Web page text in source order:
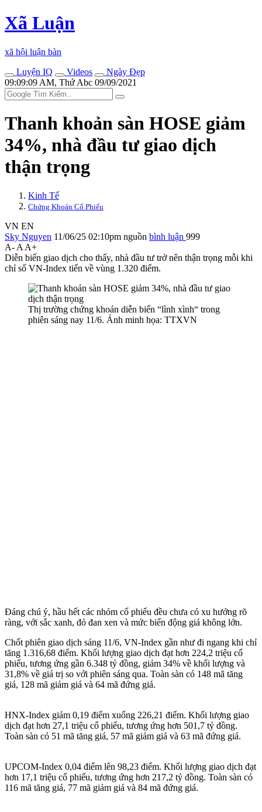
Xã Luận
xã hội luận bàn
Luyện IQ
Videos
Ngày Đẹp
09:09:09 AM, Thứ Abc 09/09/2021
Thanh khoản sàn HOSE giảm
34%, nhà đầu tư giao dịch
thận trọng
Kinh Tế
Chứng Khoán Cổ Phiếu
VN EN
Sky Nguyen 11/06/25 02:10pm nguồn bình luận 999
A- A A+
Diễn biến giao dịch cho thấy, nhà đầu tư trở nên thận trọng mỗi khi
chỉ số VN-Index tiến về vùng 1.320 điểm.
Thị trường chứng khoán diễn biến “lình xình“ trong
phiên sáng nay 11/6. Ảnh minh họa: TTXVN
Đáng chú ý, hầu hết các nhóm cổ phiếu đều chưa có xu hướng rõ
ràng, với sắc xanh, đỏ đan xen và mức biến động giá không lớn.
Chốt phiên giao dịch sáng 11/6, VN-Index gần như đi ngang khi chỉ
tăng 1.316,68 điểm. Khối lượng giao dịch đạt hơn 224,2 triệu cổ
phiếu, tương ứng gần 6.348 tỷ đồng, giảm 34% về khối lượng và
31,8% về giá trị so với phiên sáng qua. Toàn sàn có 148 mã tăng
giá, 128 mã giảm giá và 64 mã đứng giá.
HNX-Index giảm 0,19 điểm xuống 226,21 điểm. Khối lượng giao
dịch đạt hơn 27,1 triệu cổ phiếu, tương ứng hơn 501,7 tỷ đồng.
Toàn sàn có 51 mã tăng giá, 57 mã giảm giá và 63 mã đứng giá.
UPCOM-Index 0,04 điểm lên 98,23 điểm. Khối lượng giao dịch đạt
hơn 17,1 triệu cổ phiếu, tương ứng hơn 217,2 tỷ đồng. Toàn sàn có
116 mã tăng giá, 77 mã giảm giá và 84 mã đứng giá.